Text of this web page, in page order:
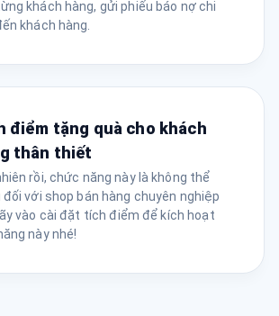
khách hàng, gửi phiếu báo nợ chi
khách hàng.
điểm tặng quà cho khách
thân thiết
rồi, chức năng này là không thể
đối với shop bán hàng chuyên nghiệp
vào cài đặt tích điểm để kích hoạt
này nhé!